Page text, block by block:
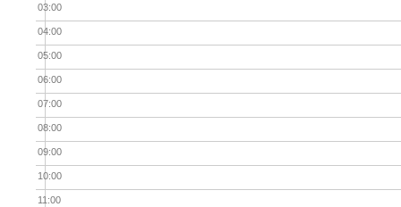
03:00
04:00
05:00
06:00
07:00
08:00
09:00
10:00
11:00